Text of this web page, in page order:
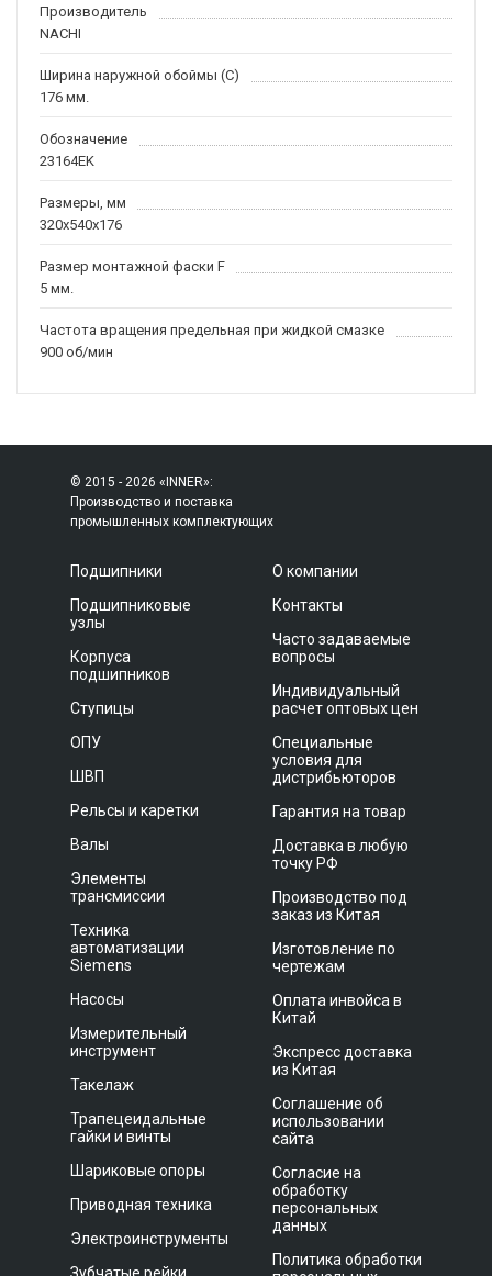
Производитель
NACHI
Ширина наружной обоймы (C)
176 мм.
Обозначение
23164EK
Размеры, мм
320x540x176
Размер монтажной фаски F
5 мм.
Частота вращения предельная при жидкой смазке
900 об/мин
© 2015 - 2026 «INNER»:
Производство и поставка
промышленных комплектующих
Подшипники
Подшипниковые
узлы
Корпуса
подшипников
Ступицы
ОПУ
ШВП
Рельсы и каретки
Валы
Элементы
трансмиссии
Техника
автоматизации
Siemens
Насосы
Измерительный
инструмент
Такелаж
Трапецеидальные
гайки и винты
Шариковые опоры
Приводная техника
Электроинструменты
О компании
Контакты
Часто задаваемые
вопросы
Индивидуальный
расчет оптовых цен
Специальные
условия для
дистрибьюторов
Гарантия на товар
Доставка в любую
точку РФ
Производство под
заказ из Китая
Изготовление по
чертежам
Оплата инвойса в
Китай
Экспресс доставка
из Китая
Соглашение об
использовании
сайта
Согласие на
обработку
персональных
данных
Политика обработки